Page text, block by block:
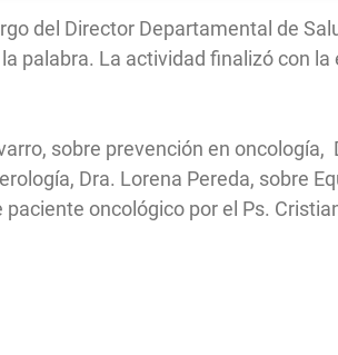
del Director Departamental de
palabra. La actividad finalizó con la
sobre prevención en oncología,
Dra. Lorena Pereda, sobre
oncológico por el Ps.